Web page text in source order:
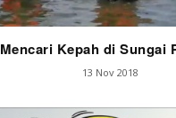
Mencari Kepah di Sungai
13 Nov 2018